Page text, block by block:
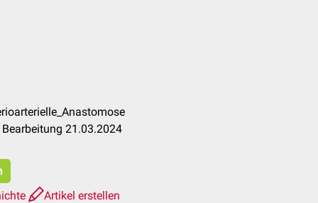
21.03.2024
Artikel erstellen